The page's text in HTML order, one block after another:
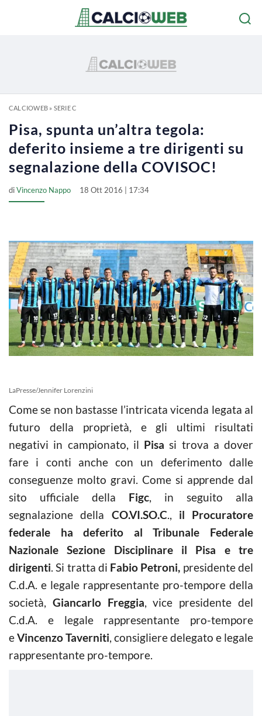
CALCIOWEB» SERIE C
Pisa, spunta un’altra tegola:
deferito insieme a tre dirigenti su
segnalazione della COVISOC!
diVincenzo Nappo 18 Ott 2016 | 17:34
LaPresse/Jennifer Lorenzini
Come se non bastasse l’intricata vicenda legata al
futuro della proprietà, e gli ultimi risultati
negativi in campionato, il Pisa si trova a dover
fare i conti anche con un deferimento dalle
conseguenze molto gravi. Come si apprende dal
sito ufficiale della Figc, in seguito alla
segnalazione della CO.VI.SO.C., il Procuratore
federale ha deferito al Tribunale Federale
Nazionale Sezione Disciplinare il Pisa e tre
dirigenti. Si tratta di Fabio Petroni, presidente del
C.d.A. e legale rappresentante pro-tempore della
società, Giancarlo Freggia, vice presidente del
C.d.A. e legale rappresentante pro-tempore
eVincenzo Taverniti, consigliere delegato e legale
rappresentante pro-tempore.